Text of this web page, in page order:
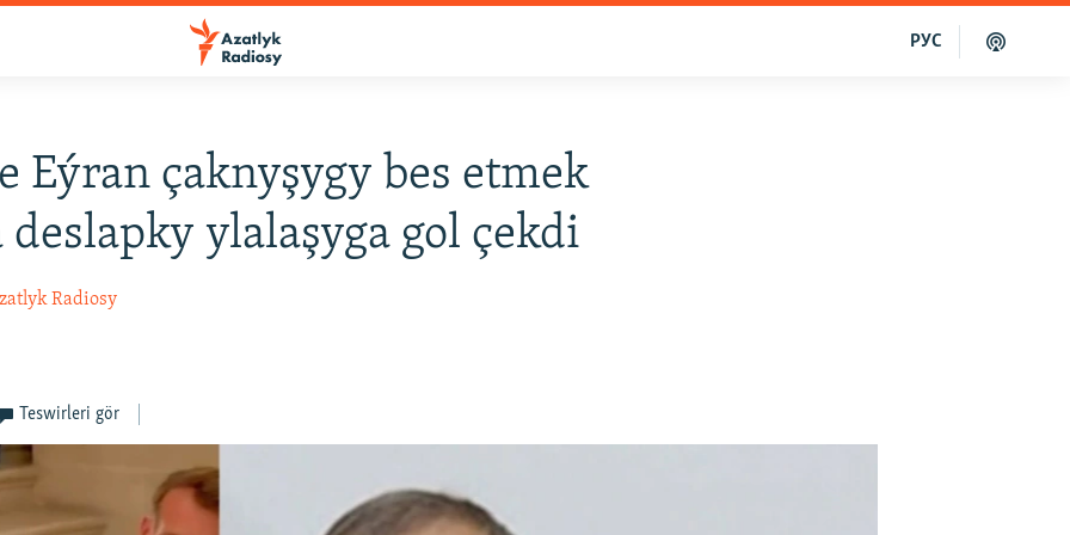
РУС
Eýran çaknyşygy bes etmek
deslapky ylalaşyga gol çekdi
Radiosy
Teswirleri gör